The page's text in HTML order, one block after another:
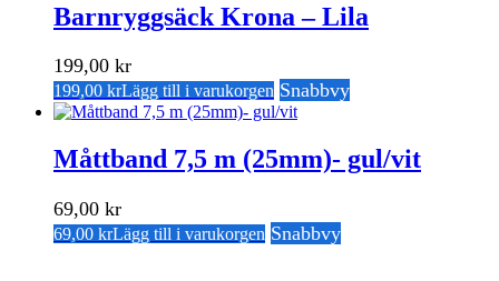
Barnryggsäck Krona – Lila
199,00 kr
199,00 krLägg till i varukorgen Snabbvy
Måttband 7,5 m (25mm)- gul/vit
69,00 kr
69,00 krLägg till i varukorgen Snabbvy